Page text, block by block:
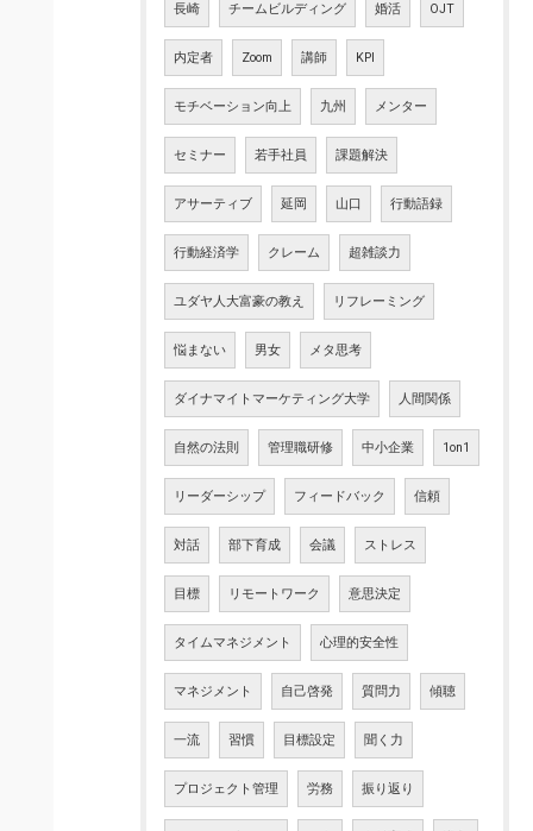
長崎 チームビルディング 婚活 OJT
内定者 Zoom 講師 KPI
モチベーション向上 九州 メンター
セミナー 若手社員 課題解決
アサーティブ 延岡 山口 行動語録
行動経済学 クレーム 超雑談力
ユダヤ人大富豪の教え リフレーミング
悩まない 男女 メタ思考
ダイナマイトマーケティング大学 人間関係
自然の法則 管理職研修 中小企業 1on1
リーダーシップ フィードバック 信頼
対話 部下育成 会議 ストレス
目標 リモートワーク 意思決定
タイムマネジメント 心理的安全性
マネジメント 自己啓発 質問力 傾聴
一流 習慣 目標設定 聞く力
プロジェクト管理 労務 振り返り